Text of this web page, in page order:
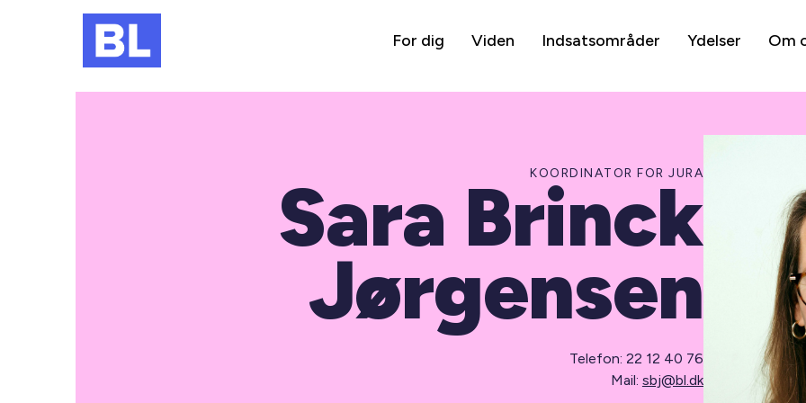
For dig Viden Indsatsområder Ydelser Om
KOORDINATOR FOR JURA
Sara Brinck
Jørgensen
Telefon: 22 12 40 76
Mail: sbj@bl.dk